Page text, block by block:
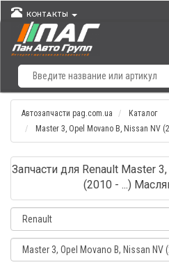
КОНТАКТЫ
Автозапчасти pag.com.ua
Каталог
Master 3, Opel Movano B, Nissan NV
Запчасти для Renault Master
(2010 - ...)